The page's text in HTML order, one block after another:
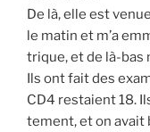
De là, elle est
le matin et m’a
trique, et de là-bas
Ils ont fait des
CD4 res­taient 18.
te­ment, et on avait